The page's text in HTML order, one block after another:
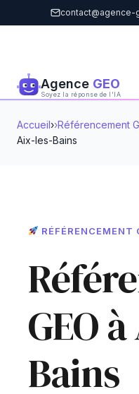
contact@agence-
Agence GEO
Soyez la réponse de l'IA
Accueil› Référencement
Aix-les-Bains
RÉFÉRENCEMENT
GEO
Bains